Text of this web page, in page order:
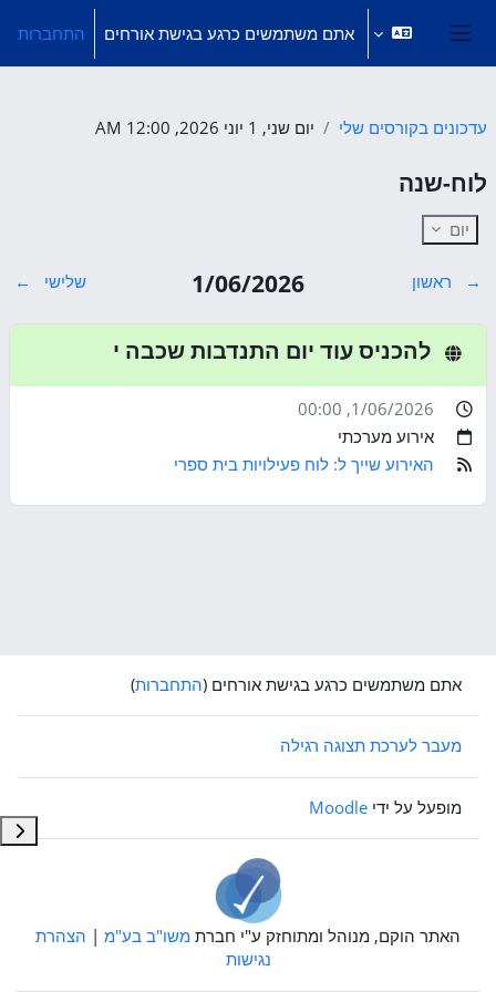
חלון סקירה צדדי
אתם משתמשים כרגע בגישת אורחים התחברות
עדכונים בקורסים שלי יום שני, 1 יוני 2026, 12:00 AM
לוח-שנה
יום
→ ראשון 1/06/2026 שלישי ←
להכניס עוד יום התנדבות שכבה י
1/06/2026
, 00:00
אירוע מערכתי
האירוע שייך ל: לוח פעילויות בית ספרי
אתם משתמשים כרגע בגישת אורחים (התחברות)
מעבר לערכת תצוגה רגילה
מופעל על ידי Moodle
האתר הוקם, מנוהל ומתוחזק ע"י חברת משו"ב בע"מ | הצהרת
נגישות